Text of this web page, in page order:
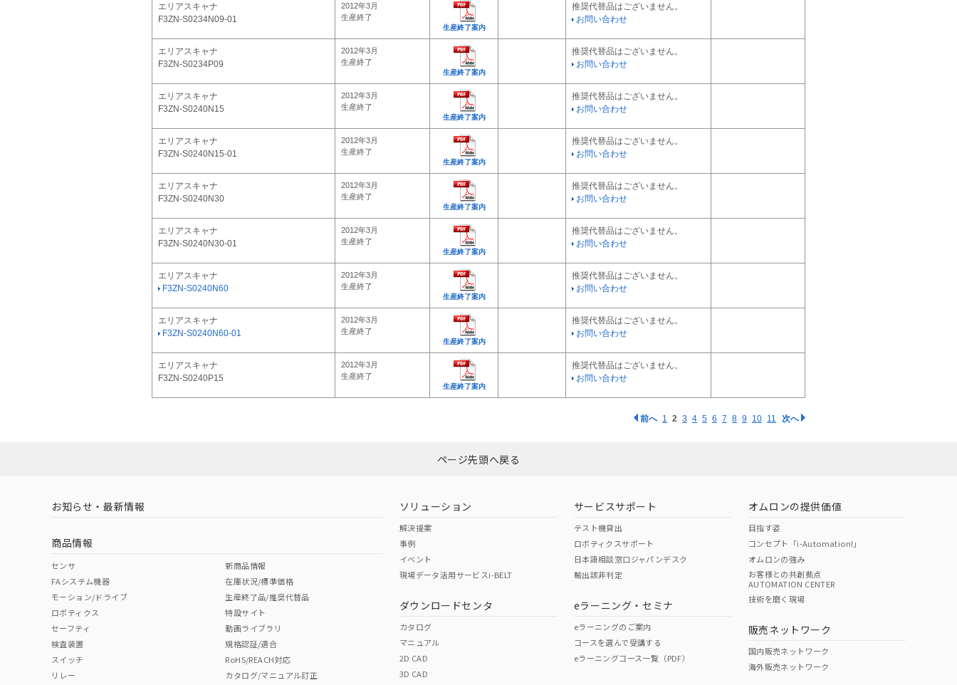
エリアスキャナ
F3ZN-S0234N09-01
2012年3月
生産終了
生産終了案内
推奨代替品はございません。
お問い合わせ
エリアスキャナ
F3ZN-S0234P09
2012年3月
生産終了
生産終了案内
推奨代替品はございません。
お問い合わせ
エリアスキャナ
F3ZN-S0240N15
2012年3月
生産終了
生産終了案内
推奨代替品はございません。
お問い合わせ
エリアスキャナ
F3ZN-S0240N15-01
2012年3月
生産終了
生産終了案内
推奨代替品はございません。
お問い合わせ
エリアスキャナ
F3ZN-S0240N30
2012年3月
生産終了
生産終了案内
推奨代替品はございません。
お問い合わせ
エリアスキャナ
F3ZN-S0240N30-01
2012年3月
生産終了
生産終了案内
推奨代替品はございません。
お問い合わせ
エリアスキャナ
F3ZN-S0240N60
2012年3月
生産終了
生産終了案内
推奨代替品はございません。
お問い合わせ
エリアスキャナ
F3ZN-S0240N60-01
2012年3月
生産終了
生産終了案内
推奨代替品はございません。
お問い合わせ
エリアスキャナ
F3ZN-S0240P15
2012年3月
生産終了
生産終了案内
推奨代替品はございません。
お問い合わせ
前へ 1 2 3 4 5 6 7 8 9 10 11 次へ
ページ先頭へ戻る
お知らせ・最新情報
商品情報
センサ
FAシステム機器
モーション/ドライブ
ロボティクス
セーフティ
検査装置
スイッチ
リレー
新商品情報
在庫状況/標準価格
生産終了品/推奨代替品
特設サイト
動画ライブラリ
規格認証/適合
RoHS/REACH対応
カタログ/マニュアル訂正
ソリューション
解決提案
事例
イベント
現場データ活用サービスi-BELT
ダウンロードセンタ
カタログ
マニュアル
2D CAD
3D CAD
サービスサポート
テスト機貸出
ロボティクスサポート
日本語相談窓口ジャパンデスク
輸出該非判定
eラーニング・セミナ
eラーニングのご案内
コースを選んで受講する
eラーニングコース一覧（PDF）
オムロンの提供価値
目指す姿
コンセプト「i-Automation!」
オムロンの強み
お客様との共創拠点
AUTOMATION CENTER
技術を磨く現場
販売ネットワーク
国内販売ネットワーク
海外販売ネットワーク